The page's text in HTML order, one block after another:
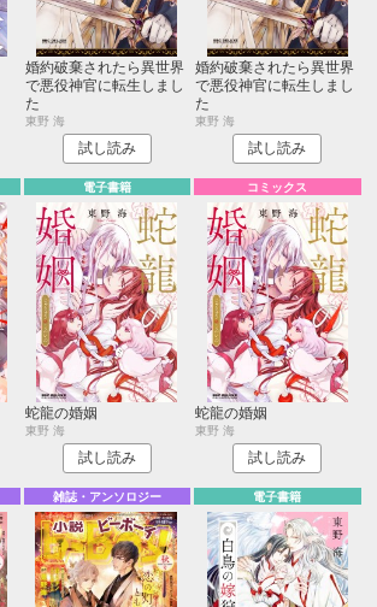
婚約破棄されたら異世界
で悪役神官に転生しまし
た
東野 海
試し読み
婚約破棄されたら異世界
で悪役神官に転生しまし
た
東野 海
試し読み
電子書籍
蛇龍の婚姻
東野 海
試し読み
コミックス
蛇龍の婚姻
東野 海
試し読み
雑誌・アンソロジー 電子書籍